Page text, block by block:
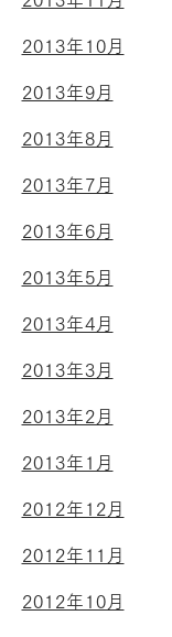
2013年10月
2013年9月
2013年8月
2013年7月
2013年6月
2013年5月
2013年4月
2013年3月
2013年2月
2013年1月
2012年12月
2012年11月
2012年10月